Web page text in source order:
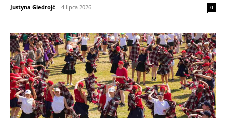
Justyna Giedrojć - 4 lipca 2026 0